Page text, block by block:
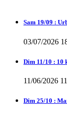
Sam 19/09 :
03/07/2026
Dim 11/10 : 10
11/06/2026
Dim 25/10 :